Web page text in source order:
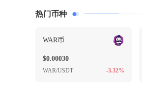
热门币种
WAR币
$0.00030
WAR/USDT -3.32%